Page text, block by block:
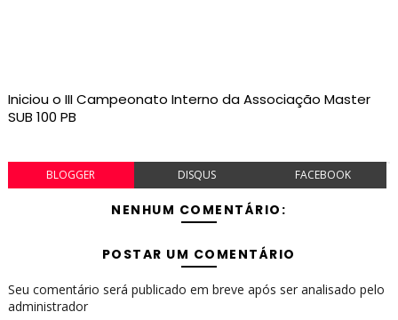
Iniciou o III Campeonato Interno da Associação Master
SUB 100 PB
BLOGGER DISQUS FACEBOOK
NENHUM COMENTÁRIO:
POSTAR UM COMENTÁRIO
Seu comentário será publicado em breve após ser analisado pelo
administrador